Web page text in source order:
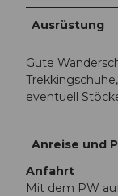
Ausrüstung
Gute
eventuell
Anreise und
Anfahrt
Mit dem PW